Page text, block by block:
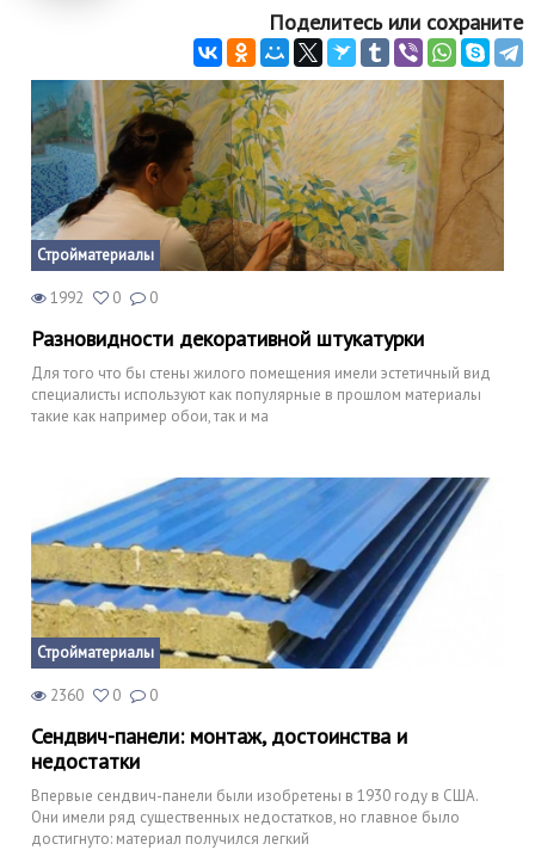
Поделитесь или сохраните
Стройматериалы
1992 0 0
Разновидности декоративной штукатурки
Для того что бы стены жилого помещения имели эстетичный вид
специалисты используют как популярные в прошлом материалы
такие как например обои, так и ма
Стройматериалы
2360 0 0
Сендвич-панели: монтаж, достоинства и
недостатки
Впервые сендвич-панели были изобретены в 1930 году в США.
Они имели ряд существенных недостатков, но главное было
достигнуто: материал получился легкий